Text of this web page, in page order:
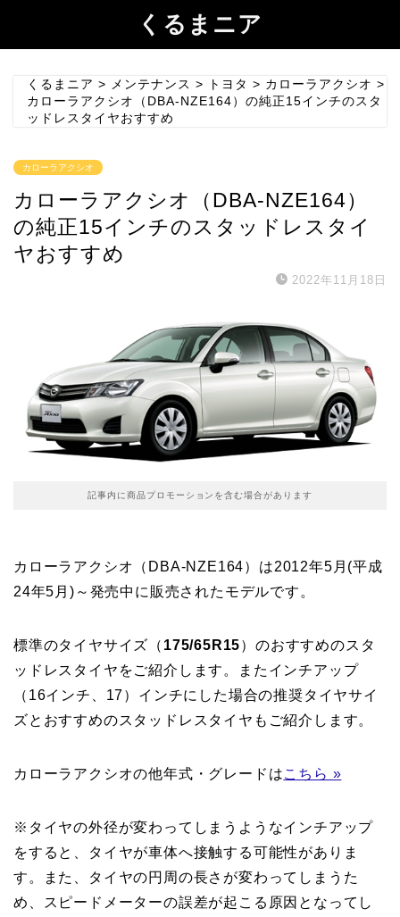
くるまニア
くるまニア > メンテナンス > トヨタ > カローラアクシオ >
カローラアクシオ（DBA-NZE164）の純正15インチのスタ
ッドレスタイヤおすすめ
カローラアクシオ
カローラアクシオ（DBA-NZE164）
の純正15インチのスタッドレスタイ
ヤおすすめ
2022年11月18日
記事内に商品プロモーションを含む場合があります
カローラアクシオ（DBA-NZE164）は2012年5月(平成
24年5月)～発売中に販売されたモデルです。
標準のタイヤサイズ（ 175/65R15）のおすすめのスタ
ッドレスタイヤをご紹介します。またインチアップ
（16インチ、17）インチにした場合の推奨タイヤサイ
ズとおすすめのスタッドレスタイヤもご紹介します。
カローラアクシオの他年式・グレードはこちら »
※タイヤの外径が変わってしまうようなインチアップ
をすると、タイヤが車体へ接触する可能性がありま
す。また、タイヤの円周の長さが変わってしまうた
め、スピードメーターの誤差が起こる原因となってし